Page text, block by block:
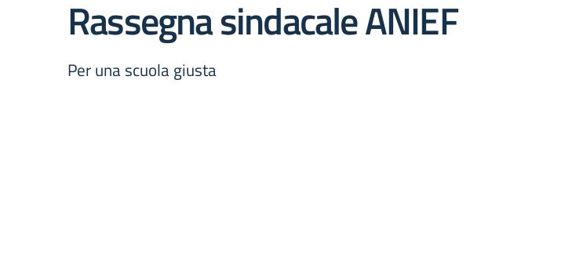
Rassegna sindacale ANIEF
Per una scuola giusta